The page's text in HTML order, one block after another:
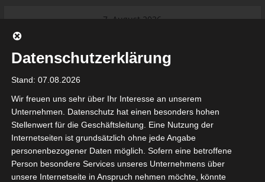
7. August 2026
beginnt am 22. und 23. August
2026 (Update)
Meisterschaft an
Ligue 1 Pro: Spielplan der ersten 15
Spieltage der Saison 2026/2027
Ligue 2 Pro Tunesien 2026/2027 –
Saison beginnt am am 19./20.
September 2026
Internationaler Sportgerichtshof
tunesienfussball.de
Datenschutzerklärung
Stand: 07.08.2026
Wir freuen uns sehr über Ihr Interesse an unserem
Unternehmen. Datenschutz hat einen besonders hohen
Stellenwert für die Geschäftsleitung. Eine Nutzung der
Internetseiten ist grundsätzlich ohne jede Angabe
personenbezogener Daten möglich. Sofern eine betroffene
Person besondere Services unseres Unternehmens über
unsere Internetseite in Anspruch nehmen möchte, könnte